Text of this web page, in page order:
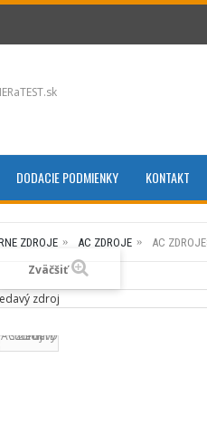
DODACIE PODMIENKY KONTAKT
ZDROJE AC ZDROJE AC ZDROJE
Zväčšiť